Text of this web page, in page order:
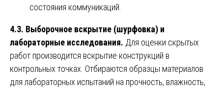
состояния коммуникаций.
4.3. Выборочное вскрытие (шурфовка) и
лабораторные исследования. Для оценки скрытых
работ производится вскрытие конструкций в
контрольных точках. Отбираются образцы материалов
для лабораторных испытаний на прочность, влажность,